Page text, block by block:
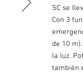
SC se
Con 3
de 10
la luz.
también